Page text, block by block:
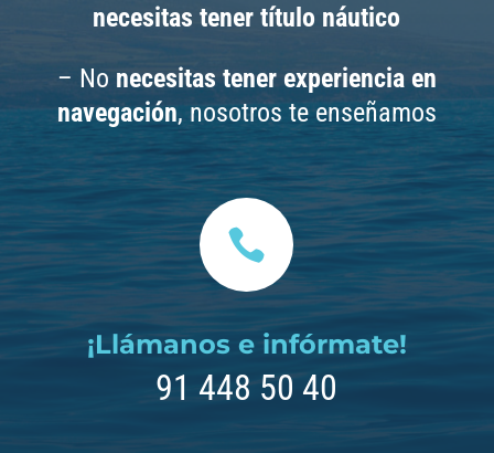
necesitas tener título náutico
– Nonecesitas tener experiencia en
navegación, nosotros te enseñamos

¡Llámanos e infórmate!
91 448 50 40